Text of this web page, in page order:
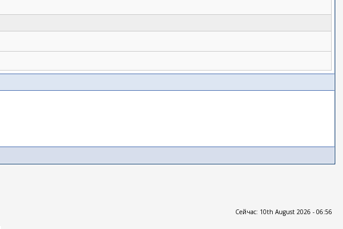
Сейчас: 10th August 2026 - 06:56